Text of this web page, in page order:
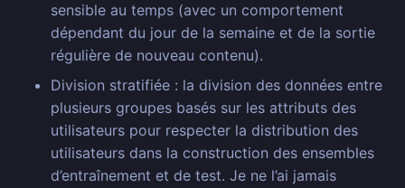
sensible au temps (avec un comportement
dépendant du jour de la semaine et de la sortie
régulière de nouveau contenu).
Division stratifiée : la division des données entre
plusieurs groupes basés sur les attributs des
utilisateurs pour respecter la distribution des
utilisateurs dans la construction des ensembles
d’entraînement et de test. Je ne l’ai jamais